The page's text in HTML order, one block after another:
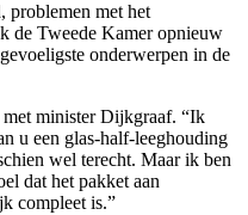
problemen met het
de Tweede Kamer opnieuw
onderwerpen in de
met minister Dijkgraaf. “Ik
u een glas-half-leeghouding
wel terecht. Maar ik ben
dat het pakket aan
compleet is.”